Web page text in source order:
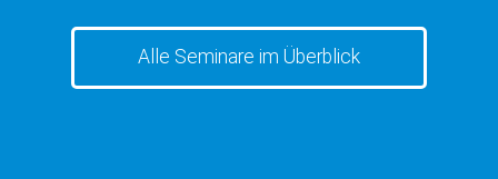
Alle Seminare im Überblick